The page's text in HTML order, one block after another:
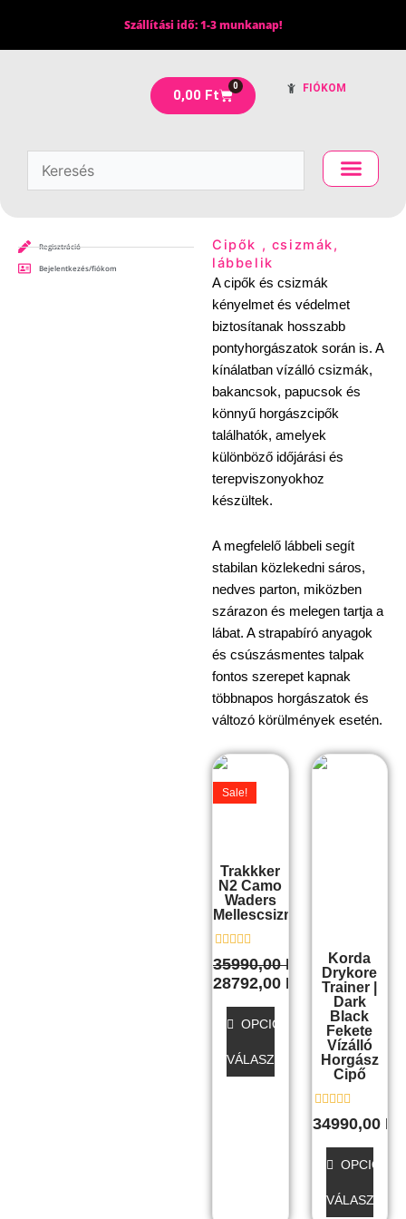
content
Szállítási idő: 1-3 munkanap!
0,00 Ft
0
Kosár FIÓKOM
Regisztráció
Bejelentkezés/fiókom
Cipők , csizmák,
lábbelik
A cipők és csizmák
kényelmet és védelmet
biztosítanak hosszabb
pontyhorgászatok során is. A
kínálatban vízálló csizmák,
bakancsok, papucsok és
könnyű horgászcipők
találhatók, amelyek
különböző időjárási és
terepviszonyokhoz
készültek.
A megfelelő lábbeli segít
stabilan közlekedni sáros,
nedves parton, miközben
szárazon és melegen tartja a
lábat. A strapabíró anyagok
és csúszásmentes talpak
fontos szerepet kapnak
többnapos horgászatok és
változó körülmények esetén.
Trakkker
N2 Camo
Waders
Mellescsizma
Értékelés:
0
/
Sale!
35990,00Ft
Original
price
was:
28792,00 Ft
Current
price
is:
OPCIÓK
VÁLASZTÁSA
Ennek
a
terméknek
van.
A
változatok
a
termékoldalon
választhatók
ki
Korda
Drykore
Trainer |
Dark
Black
Fekete
Vízálló
Horgász
Cipő
Értékelés:
0
34990,00 Ft
OPCIÓK
VÁLASZTÁSA
Ennek
ki